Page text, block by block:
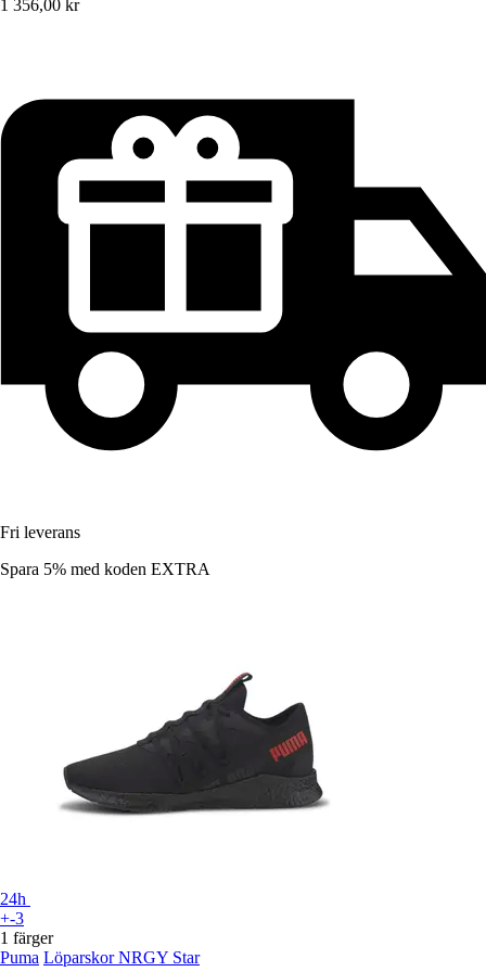
1 356,00 kr
Fri leverans
Spara 5% med koden EXTRA
24h
+-3
1 färger
Puma Löparskor NRGY Star